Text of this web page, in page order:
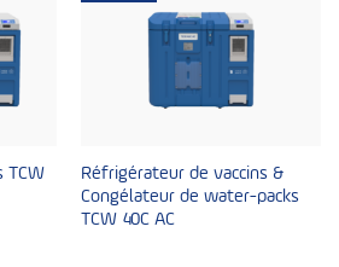
TCW
Réfrigérateur de vaccins &
Congélateur de water-packs
TCW 40C AC